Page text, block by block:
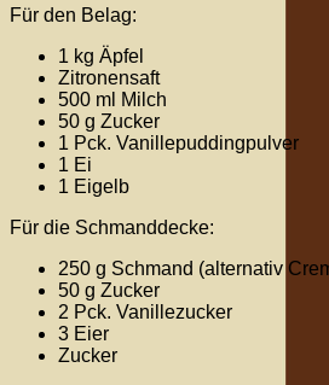
Für den Belag:
1 kg Äpfel
Zitronensaft
500 ml Milch
50 g Zucker
1 Pck. Vanillepuddingpulver
1 Ei
1 Eigelb
Für die Schmanddecke:
250 g Schmand (alternativ
50 g Zucker
2 Pck. Vanillezucker
3 Eier
Zucker